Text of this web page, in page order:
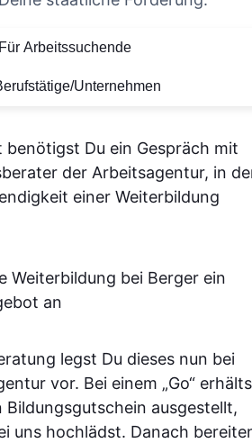
Organisation und die
Lernmaterialien sind auf
einem hohen Niveau.
sodass man
gut orientieren kann.
Insgesamt ist der
die sich im Bereich
SPS weiterbilden oder
empfehlenswert! 👍
Vielen Dank für
Lernerfahrung
aufgebaut
man kam
dann gut
allem
einiges
und fühle
im
Für Arbeitssuchende
Unternehmen
Du ein Gespräch mit
der Arbeitsagentur, in
einer Weiterbildung
Weiterbildung bei Berger ein
an
legst Du dieses nun bei
vor. Bei einem „Go“
Bildungsgutschein ausgestellt,
uns hochlädst. Danach